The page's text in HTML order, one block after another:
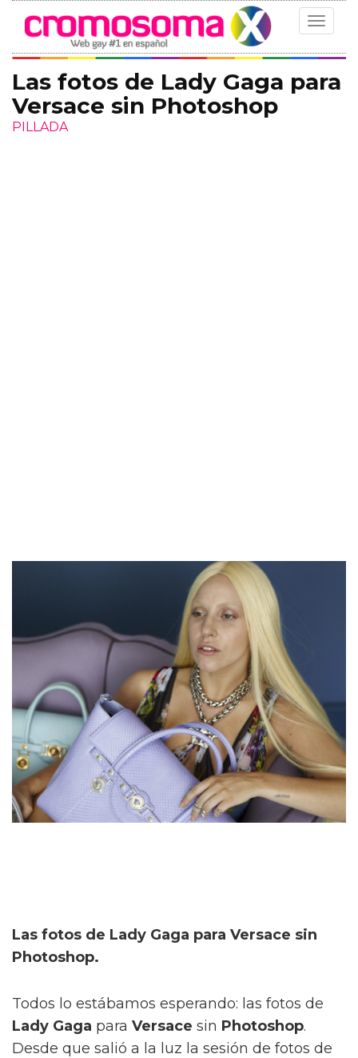
Toggle
Las fotos de Lady Gaga para
Versace sin Photoshop
PILLADA
Las fotos de Lady Gaga para Versace sin
Photoshop.
Todos lo estábamos esperando: las fotos de
Lady Gaga para Versace sin Photoshop.
Desde que salió a la luz la sesión de fotos de